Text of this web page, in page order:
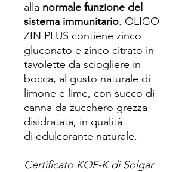
alla normale funzione del
sistema immunitario. OLIGO
ZIN PLUS contiene zinco
gluconato e zinco citrato in
tavolette da sciogliere in
bocca, al gusto naturale di
limone e lime, con succo di
canna da zucchero grezza
disidratata, in qualità
di edulcorante naturale.
Certificato KOF-K di Solgar